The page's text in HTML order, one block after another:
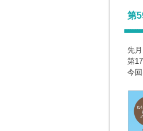
第
先
第
今